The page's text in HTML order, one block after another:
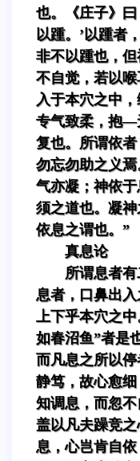
也。《庄子》
以踵。’以踵者
非不以踵也，
不自觉，若以
入于本穴之中
专气致柔，抱—
复也。所谓依
勿忘勿助之义
气亦凝；神依
须之道也。凝神
依息之谓也。”
真息论
所谓息者
息者，口鼻出
上下乎本穴之
如春沼鱼”者是
而凡息之所以
静笃，故心愈
知调息，而忽不
盖以凡夫躁竞
息，心岂肯自